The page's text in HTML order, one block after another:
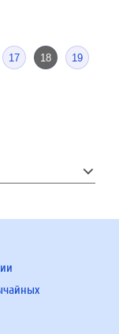
17 18 19